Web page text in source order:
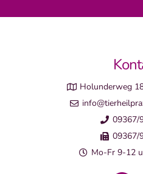
Holunderweg
09367/
09367/
Mo-Fr 9-12